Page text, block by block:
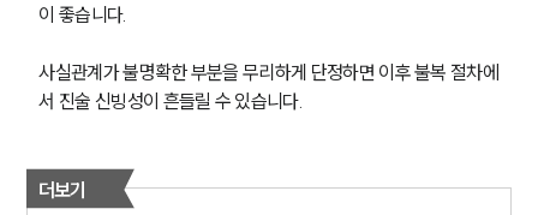
이 좋습니다.
사실관계가 불명확한 부분을 무리하게 단정하면 이후 불복 절차에
서 진술 신빙성이 흔들릴 수 있습니다.
더보기